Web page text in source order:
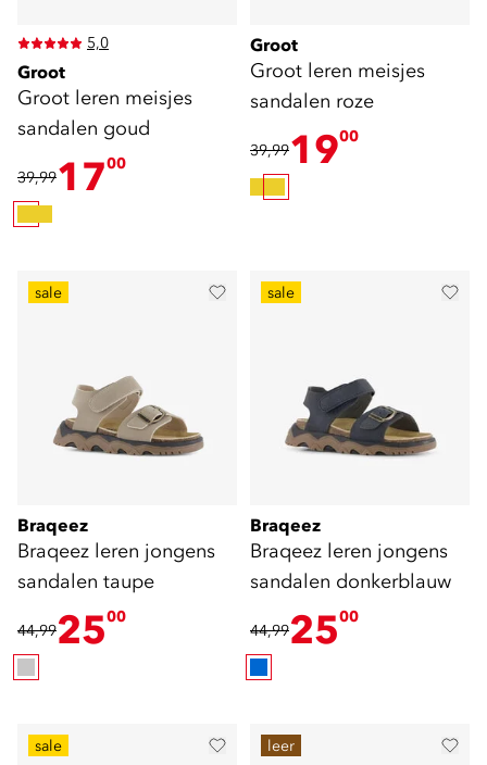
5,0
Groot
Groot leren meisjes
sandalen goud
39,991700
Groot
Groot leren meisjes
sandalen roze
39,991900
sale
Braqeez
Braqeez leren jongens
sandalen taupe
44,992500
sale
Braqeez
Braqeez leren jongens
sandalen donkerblauw
44,992500
sale leer